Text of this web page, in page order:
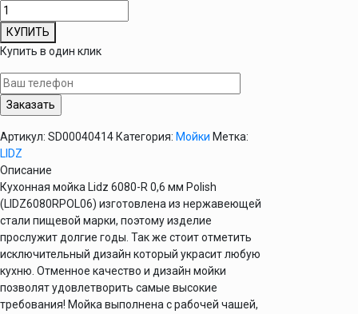
Количество
товара
Кухонная
мойка
Lidz
6080-
мм
Polish
(LIDZ6080RPOL06)
КУПИТЬ
Купить в один клик
Артикул: SD00040414 Категория: Мойки Метка:
LIDZ
Описание
Кухонная мойка Lidz 6080-R 0,6 мм Polish
(LIDZ6080RPOL06) изготовлена из нержавеющей
стали пищевой марки, поэтому изделие
прослужит долгие годы. Так же стоит отметить
исключительный дизайн который украсит любую
кухню. Отменное качество и дизайн мойки
позволят удовлетворить самые высокие
требования! Мойка выполнена с рабочей чашей,